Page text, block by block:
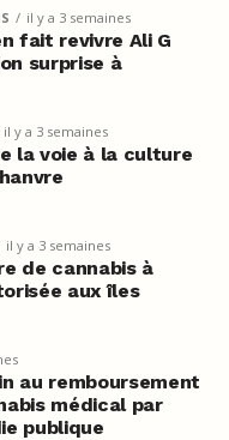
il y a 3 semaines
fait revivre Ali G
surprise à
il y a 3 semaines
la voie à la culture
il y a 3 semaines
de cannabis à
aux îles
au remboursement
médical par
publique